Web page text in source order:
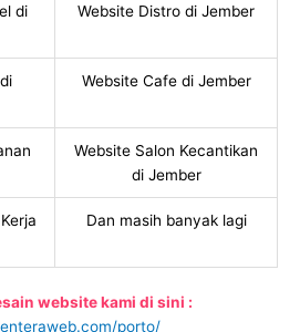
di
Website Distro di Jember
Website Cafe di Jember
Website Salon Kecantikan
di Jember
Dan masih banyak lagi
website kami di sini :
porto/